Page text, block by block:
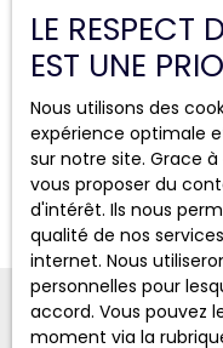
plus cher qu’en
mais aussi les
la main-d’œuvre en
Source:Superimmo -
Février 2024
LE RESPECT
EST UNE
Nous utilisons des
expérience optimale
sur notre site. Grace
vous proposer du
d'intérêt. Ils nous
qualité de nos
internet. Nous
personnelles pour
accord. Vous pouvez
moment via la